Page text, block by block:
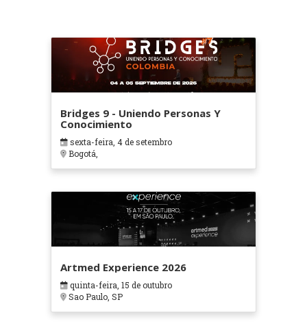
Bridges 9 - Uniendo Personas Y
Conocimiento
sexta-feira, 4 de setembro
Bogotá,
Artmed Experience 2026
quinta-feira, 15 de outubro
Sao Paulo, SP